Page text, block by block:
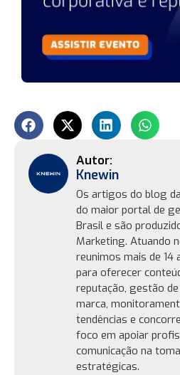
Knewin
Os artigos do blog
do maior portal de
Brasil e são
Marketing. Atuando
reunimos mais de 14
para oferecer
reputação, gestão
marca,
tendências e
foco em apoiar
comunicação na
estratégicas.